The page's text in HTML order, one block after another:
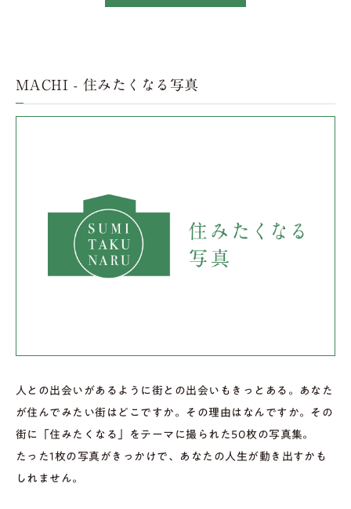
MACHI - 住みたくなる写真
人との出会いがあるように街との出会いもきっとある。あなた
が住んでみたい街はどこですか。その理由はなんですか。その
街に「住みたくなる」をテーマに撮られた50枚の写真集。
たった1枚の写真がきっかけで、あなたの人生が動き出すかも
しれません。